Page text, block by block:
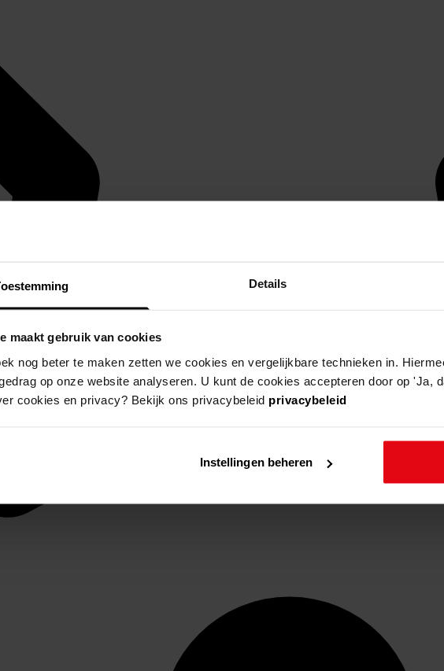
Details
maakt gebruik van cookies
nog beter te maken zetten we cookies en vergelijkbare technieken in.
op onze website analyseren. U kunt de cookies accepteren door op 'Ja,
cookies en privacy? Bekijk ons privacybeleid privacybeleid
Instellingen beheren